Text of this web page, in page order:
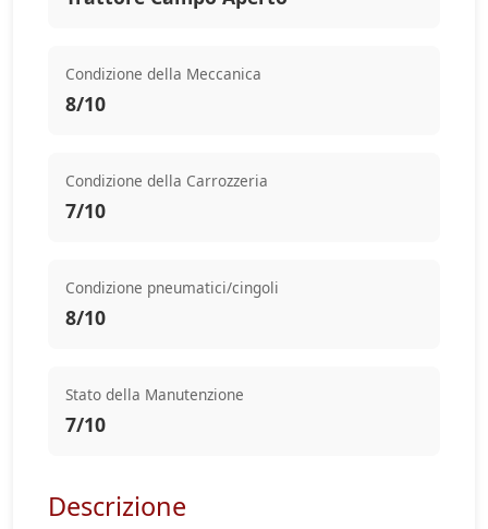
Condizione della Meccanica
8/10
Condizione della Carrozzeria
7/10
Condizione pneumatici/cingoli
8/10
Stato della Manutenzione
7/10
Descrizione